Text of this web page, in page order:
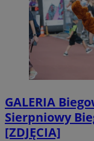
GALERIA
Sierpniowy
[ZDJĘCIA]